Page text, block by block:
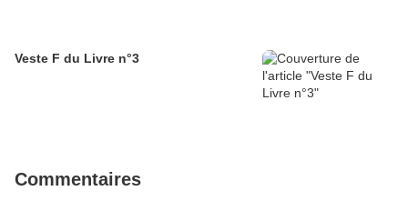
Veste F du Livre n°3
Commentaires